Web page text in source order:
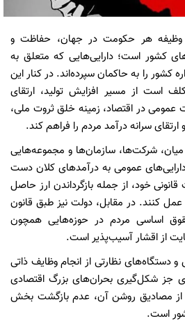
وظیفه هر حکومت در جهان، حفاظت و
کشور است؛ دارایی‌هایی که متعلق به
را به حاکمان سپرده‌اند. در کنار این
است از مسیر افزایش تولید، ارتقای
عمومی در اقتصاد، زمینه خلق ثروت ملی،
سرانه درآمد مردم را فراهم کند.
میان، شرکت‌ها، سازمان‌ها و مجموعه‌هایی
دارایی‌های عمومی به درآمدهای کلان دست
قانونی خود، از جمله بازگرداندن ارز حاصل
عمل کنند. در مقابل، دولت نیز طبق قانون
اساسی مردم در حوزه‌هایی همچون
از اقشار آسیب‌پذیر است.
نظارتی از انجام وظایف ذاتی
جز شکل‌گیری بحران‌های بزرگ اقتصادی
از مصادیق روشن آن، عدم بازگشت بخش
است.